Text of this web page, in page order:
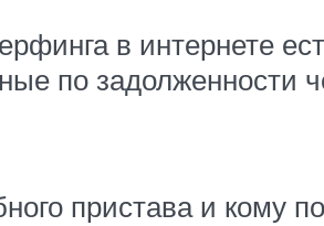
в интернете
по задолженности
пристава и кому